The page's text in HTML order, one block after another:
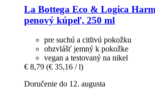
La Bottega Eco & Logica
penový kúpeľ, 250 ml
pre suchú a citlivú pokožku
obzvlášť jemný k pokožke
vegan a testovaný na nikel
€ 8,79 (€ 35,16 / l)
Doručenie do 12. augusta